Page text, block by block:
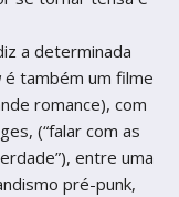
a determinada
é também um filme
romance), com
(“falar com as
entre uma
pré-punk,